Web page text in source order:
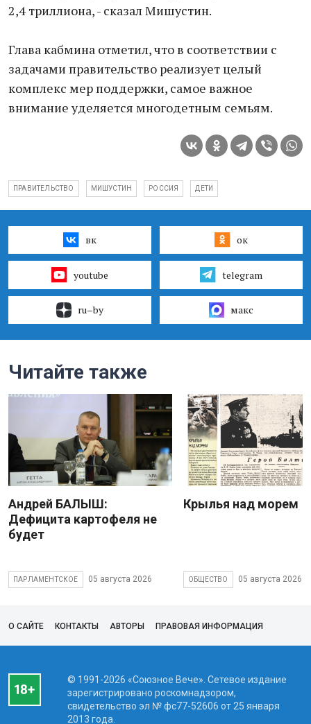
2,4 триллиона, - сказал Мишустин.
Глава кабмина отметил, что в соответствии с
задачами правительство реализует целый
комплекс мер поддержки, самое важное
внимание уделяется многодетным семьям.
ПРАВИТЕЛЬСТВО МИШУСТИН РОССИЯ ДЕТИ
вк ок
youtube telegram
ru–by макс
Читайте также
Андрей БАЛЫШ:
Дефицита картофеля не
будет
ПАРЛАМЕНТСКОЕ 05 августа 2026
Крылья над морем
ОБЩЕСТВО 05 августа 2026
О САЙТЕ КОНТАКТЫ АВТОРЫ ПРАВОВАЯ ИНФОРМАЦИЯ
© 1991-2026 «Союзное Вече». Сетевое издание
зарегистрировано роскомнадзором,
свидетельство эл № фc77-52606 от 25 января
2013 года.